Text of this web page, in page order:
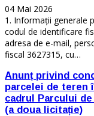
04 Mai 2026
1. Informații generale
codul de identificare
adresa de e-mail,
fiscal 3627315, cu…
Anunț privind
parcelei de teren
cadrul Parcului
(a doua licitație)